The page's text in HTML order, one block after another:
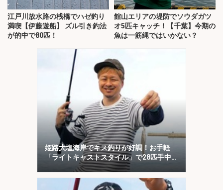
江戸川放水路の桟橋でハゼ釣り
満喫【伊藤遊船】 ズル引き釣法
が的中で80匹！
館山エリアの堤防でソウダガツ
オ5匹キャッチ！【千葉】今期の
魚は一筋縄ではいかない？
姫路大塩海岸でキス釣りが好調！お手軽
「ライトキャストスタイル」で28匹手中